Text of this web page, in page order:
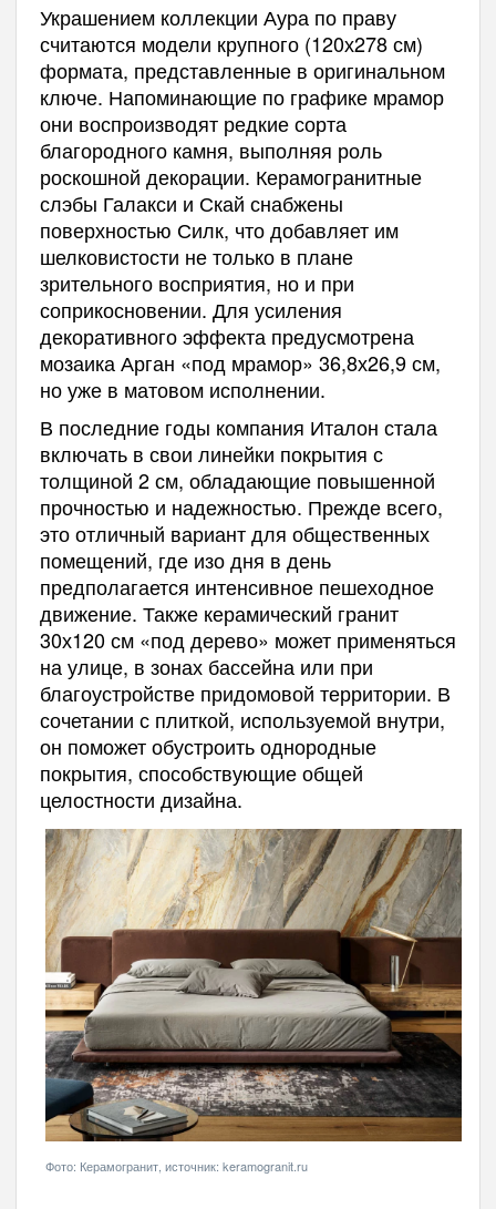
Украшением коллекции Аура по праву
считаются модели крупного (120х278 см)
формата, представленные в оригинальном
ключе. Напоминающие по графике мрамор
они воспроизводят редкие сорта
благородного камня, выполняя роль
роскошной декорации. Керамогранитные
слэбы Галакси и Скай снабжены
поверхностью Силк, что добавляет им
шелковистости не только в плане
зрительного восприятия, но и при
соприкосновении. Для усиления
декоративного эффекта предусмотрена
мозаика Арган «под мрамор» 36,8х26,9 см,
но уже в матовом исполнении.
В последние годы компания Италон стала
включать в свои линейки покрытия с
толщиной 2 см, обладающие повышенной
прочностью и надежностью. Прежде всего,
это отличный вариант для общественных
помещений, где изо дня в день
предполагается интенсивное пешеходное
движение. Также керамический гранит
30х120 см «под дерево» может применяться
на улице, в зонах бассейна или при
благоустройстве придомовой территории. В
сочетании с плиткой, используемой внутри,
он поможет обустроить однородные
покрытия, способствующие общей
целостности дизайна.
Фото: Керамогранит, источник: keramogranit.ru